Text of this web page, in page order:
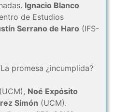
Ignacio Blanco
de Estudios
Serrano de Haro (IFS-
promesa ¿incumplida?
(UCM), Noé Expósito
Simón (UCM).